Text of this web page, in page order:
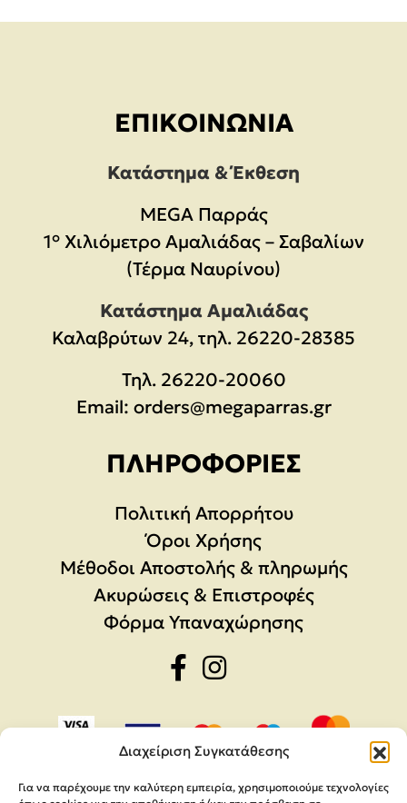
Διαχείριση Συγκατάθεσης
Για να παρέχουμε την καλύτερη εμπειρία, χρησιμοποιούμε τεχνολογίες
ΕΠΙΚΟΙΝΩΝΊΑ
Κατάστημα & Έκθεση
MEGA Παρράς
1° Χιλιόμετρο Αμαλιάδας – Σαβαλίων
(Τέρμα Ναυρίνου)
Κατάστημα Αμαλιάδας
Καλαβρύτων 24, τηλ. 26220-28385
Τηλ. 26220-20060
Email: orders@megaparras.gr
ΠΛΗΡΟΦΟΡΊΕΣ
Πολιτική Απορρήτου
Όροι Χρήσης
Μέθοδοι Αποστολής & πληρωμής
Ακυρώσεις & Επιστροφές
Φόρμα Υπαναχώρησης